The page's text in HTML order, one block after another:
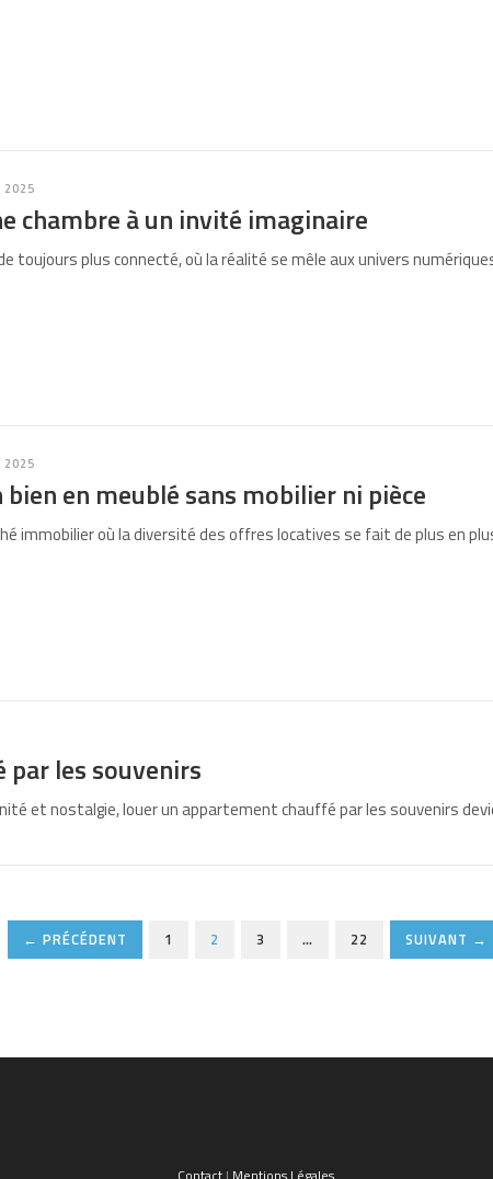
2025
chambre à un invité imaginaire
toujours plus connecté, où la réalité se mêle aux univers
2025
bien en meublé sans mobilier ni pièce
immobilier où la diversité des offres locatives se fait de plus en
les souvenirs
et nostalgie, louer un appartement chauffé par les souvenirs
← PRÉCÉDENT 1 2 3 … 22 SUIVANT →